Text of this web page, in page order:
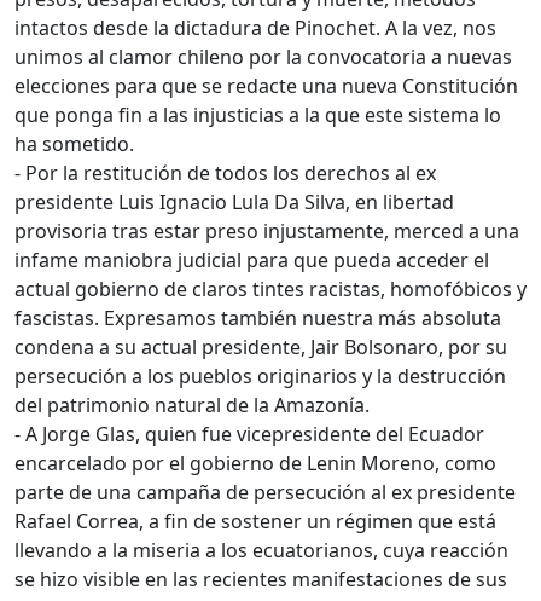
intactos desde la dictadura de Pinochet. A la vez, nos
unimos al clamor chileno por la convocatoria a nuevas
elecciones para que se redacte una nueva Constitución
que ponga fin a las injusticias a la que este sistema lo
ha sometido.
- Por la restitución de todos los derechos al ex
presidente Luis Ignacio Lula Da Silva, en libertad
provisoria tras estar preso injustamente, merced a una
infame maniobra judicial para que pueda acceder el
actual gobierno de claros tintes racistas, homofóbicos y
fascistas. Expresamos también nuestra más absoluta
condena a su actual presidente, Jair Bolsonaro, por su
persecución a los pueblos originarios y la destrucción
del patrimonio natural de la Amazonía.
- A Jorge Glas, quien fue vicepresidente del Ecuador
encarcelado por el gobierno de Lenin Moreno, como
parte de una campaña de persecución al ex presidente
Rafael Correa, a fin de sostener un régimen que está
llevando a la miseria a los ecuatorianos, cuya reacción
se hizo visible en las recientes manifestaciones de sus